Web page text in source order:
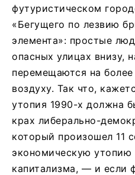
футуристическом
«Бегущего по лезвию
элемента»: простые
опасных улицах внизу,
перемещаются на
воздуху. Так что,
утопия 1990-х должна
крах либерально-
который произошел 11
экономическую утопию
капитализма, — и если